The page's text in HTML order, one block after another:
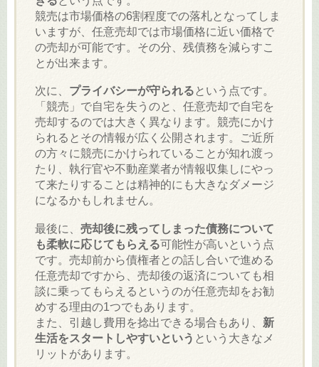
競売は市場価格の6割程度での落札となってしま
いますが、任意売却では市場価格に近い価格で
の売却が可能です。その分、残債務を減らすこ
とが出来ます。
次に、 プライバシーが守られる という点です。
「競売」で自宅を失うのと、任意売却で自宅を
売却するのでは大きく異なります。競売にかけ
られるとその情報が広く公開されます。ご近所
の方々に競売にかけられていることが知れ渡っ
たり、執行官や不動産業者が情報収集しにやっ
て来たりすることは精神的にも大きなダメージ
になるかもしれません。
最後に、 売却後に残ってしまった債務について
も柔軟に応じてもらえる可能性が高いという点
です。売却前から債権者との話し合いで進める
任意売却ですから、売却後の返済についても相
談に乗ってもらえるというのが任意売却をお勧
めする理由の1つでもあります。
また、引越し費用を捻出できる場合もあり、 新
生活をスタートしやすいという という大きなメ
リットがあります。